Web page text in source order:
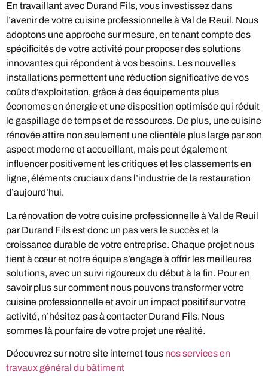
En travaillant avec Durand Fils, vous investissez dans
l’avenir de votre cuisine professionnelle à Val de Reuil. Nous
adoptons une approche sur mesure, en tenant compte des
spécificités de votre activité pour proposer des solutions
innovantes qui répondent à vos besoins. Les nouvelles
installations permettent une réduction significative de vos
coûts d’exploitation, grâce à des équipements plus
économes en énergie et une disposition optimisée qui réduit
le gaspillage de temps et de ressources. De plus, une cuisine
rénovée attire non seulement une clientèle plus large par son
aspect moderne et accueillant, mais peut également
influencer positivement les critiques et les classements en
ligne, éléments cruciaux dans l’industrie de la restauration
d’aujourd’hui.
La rénovation de votre cuisine professionnelle à Val de Reuil
par Durand Fils est donc un pas vers le succès et la
croissance durable de votre entreprise. Chaque projet nous
tient à cœur et notre équipe s’engage à offrir les meilleures
solutions, avec un suivi rigoureux du début à la fin. Pour en
savoir plus sur comment nous pouvons transformer votre
cuisine professionnelle et avoir un impact positif sur votre
activité, n’hésitez pas à contacter Durand Fils. Nous
sommes là pour faire de votre projet une réalité.
Découvrez sur notre site internet tous nos services en
travaux général du bâtiment